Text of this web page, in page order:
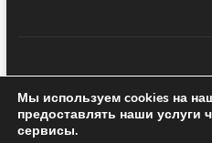
Новости Грузии| Black Sea Press
Design & development —
Мы используем cookies на
предоставлять наши услуги
сервисы.